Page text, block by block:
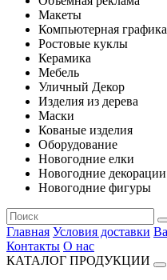
Макеты
Компьютерная графика
Ростовые куклы
Керамика
Мебель
Уличный Декор
Изделия из дерева
Маски
Кованые изделия
Оборудование
Новогодние елки
Новогодние декорации
Новогодние фигуры
Главная Условия доставки
Контакты О нас
КАТАЛОГ ПРОДУКЦИИ